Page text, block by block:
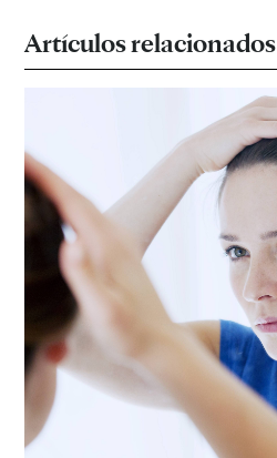
Artículos relacionados